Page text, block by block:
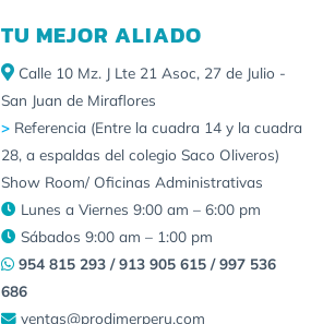
TU MEJOR ALIADO
Calle 10 Mz. J Lte 21 Asoc, 27 de Julio -
San Juan de Miraflores
> Referencia (Entre la cuadra 14 y la cuadra
28, a espaldas del colegio Saco Oliveros)
Show Room/ Oficinas Administrativas
Lunes a Viernes 9:00 am – 6:00 pm
Sábados 9:00 am – 1:00 pm
954 815 293 / 913 905 615 / 997 536
686
ventas@prodimerperu.com